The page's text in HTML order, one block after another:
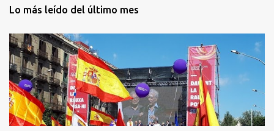
Lo más leído del último mes